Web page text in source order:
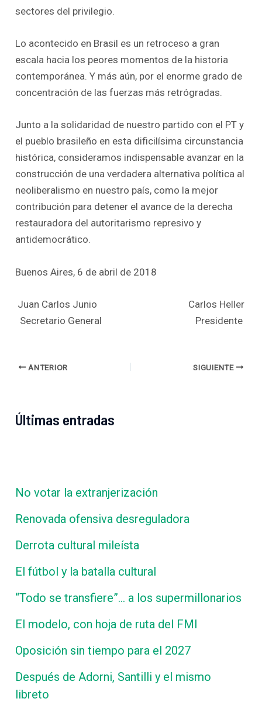
sectores del privilegio.
Lo acontecido en Brasil es un retroceso a gran
escala hacia los peores momentos de la historia
contemporánea. Y más aún, por el enorme grado de
concentración de las fuerzas más retrógradas.
Junto a la solidaridad de nuestro partido con el PT y
el pueblo brasileño en esta dificilísima circunstancia
histórica, consideramos indispensable avanzar en la
construcción de una verdadera alternativa política al
neoliberalismo en nuestro país, como la mejor
contribución para detener el avance de la derecha
restauradora del autoritarismo represivo y
antidemocrático.
Buenos Aires, 6 de abril de 2018
Juan Carlos Junio
Carlos Heller
Secretario General Presidente
ANTERIOR SIGUIENTE
Últimas entradas
No votar la extranjerización
Renovada ofensiva desreguladora
Derrota cultural mileísta
El fútbol y la batalla cultural
“Todo se transfiere”… a los supermillonarios
El modelo, con hoja de ruta del FMI
Oposición sin tiempo para el 2027
Después de Adorni, Santilli y el mismo
libreto